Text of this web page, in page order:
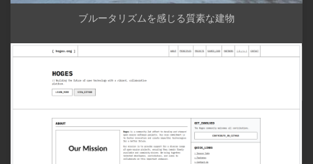
ブルータリズムを感じる質素な建物